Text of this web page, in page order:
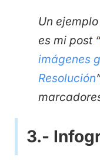
Un
es mi post “
imágenes
Resolución
3.-